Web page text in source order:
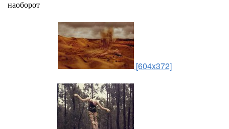
наоборот
[604x372]